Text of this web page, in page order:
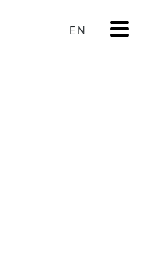
EN 更
多